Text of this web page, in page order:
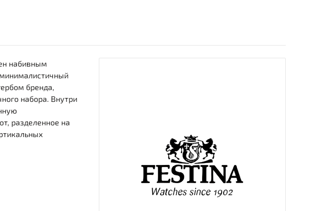
набивным
бренда,
набора. Внутри
разделенное на